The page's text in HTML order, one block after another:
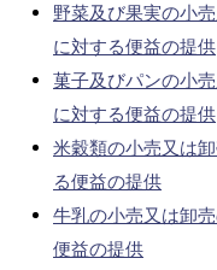
野菜及び果実の小
に対する便益の提供
菓子及びパンの小
に対する便益の提供
米穀類の小売又は
る便益の提供
牛乳の小売又は卸
便益の提供